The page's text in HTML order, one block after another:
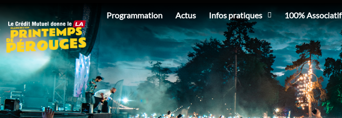
contenu
Programmation Actus Infos pratiques 100% Associatif